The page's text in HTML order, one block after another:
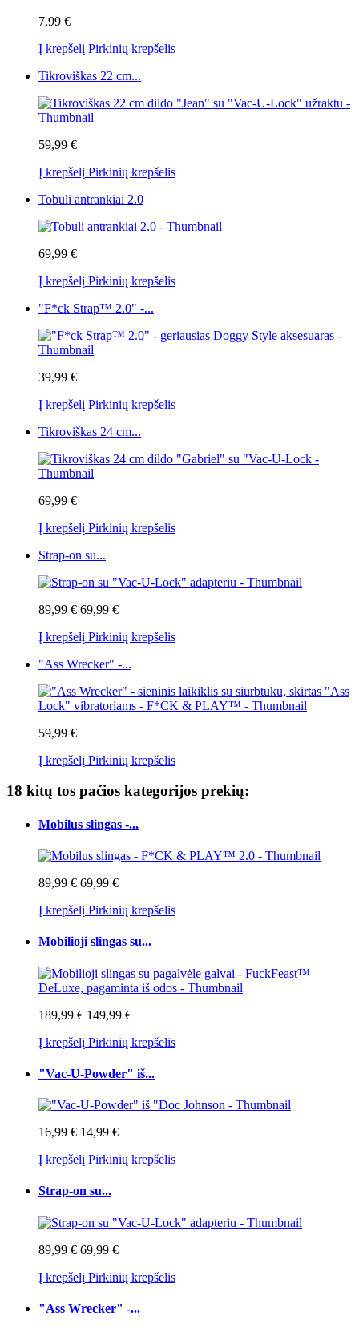
7,99 €
Į krepšelį Pirkinių krepšelis
Tikroviškas 22 cm...
59,99 €
Į krepšelį Pirkinių krepšelis
Tobuli antrankiai 2.0
69,99 €
Į krepšelį Pirkinių krepšelis
"F*ck Strap™ 2.0" -...
39,99 €
Į krepšelį Pirkinių krepšelis
Tikroviškas 24 cm...
69,99 €
Į krepšelį Pirkinių krepšelis
Strap-on su...
89,99 € 69,99 €
Į krepšelį Pirkinių krepšelis
"Ass Wrecker" -...
59,99 €
Į krepšelį Pirkinių krepšelis
18 kitų tos pačios kategorijos prekių:
Mobilus slingas -...
89,99 € 69,99 €
Į krepšelį Pirkinių krepšelis
Mobilioji slingas su...
189,99 € 149,99 €
Į krepšelį Pirkinių krepšelis
"Vac-U-Powder" iš...
16,99 € 14,99 €
Į krepšelį Pirkinių krepšelis
Strap-on su...
89,99 € 69,99 €
Į krepšelį Pirkinių krepšelis
"Ass Wrecker" -...